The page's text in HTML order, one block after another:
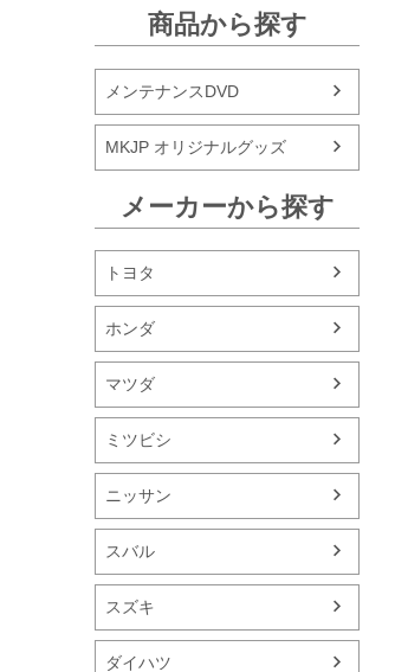
商品から探す
メンテナンスDVD
MKJP オリジナルグッズ
メーカーから探す
トヨタ
ホンダ
マツダ
ミツビシ
ニッサン
スバル
スズキ
ダイハツ